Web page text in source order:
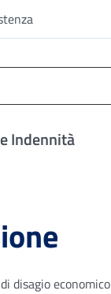
Indennità
disagio economico